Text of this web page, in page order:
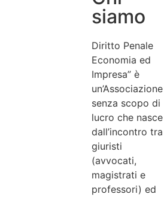
siamo
Diritto Penale
Economia ed
Impresa” è
un’Associazione
senza scopo di
lucro che nasce
dall’incontro tra
giuristi
(avvocati,
magistrati e
professori) ed